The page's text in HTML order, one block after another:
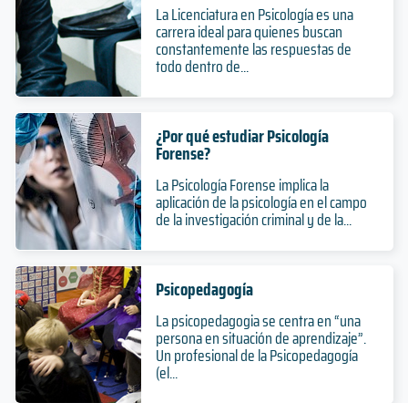
La Licenciatura en Psicología es una
carrera ideal para quienes buscan
constantemente las respuestas de
todo dentro de...
¿Por qué estudiar Psicología
Forense?
La Psicología Forense implica la
aplicación de la psicología en el campo
de la investigación criminal y de la...
Psicopedagogía
La psicopedagogia se centra en “una
persona en situación de aprendizaje”.
Un profesional de la Psicopedagogía
(el...